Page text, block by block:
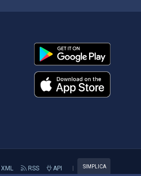
SIMPLICA
XML RSS API